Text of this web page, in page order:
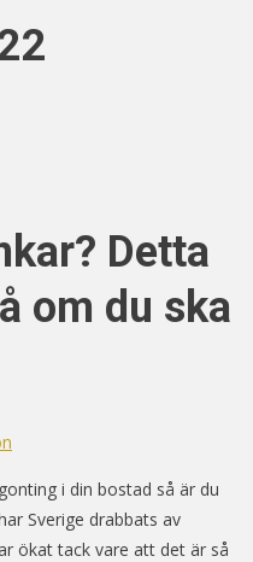
Detta
om du ska
i din bostad så är du
Sverige drabbats av
ökat tack vare att det är så